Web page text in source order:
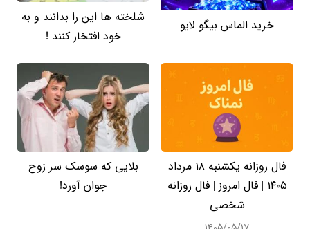
خرید الماس بیگو لایو
شلخته ها این را بدانند و به
خود افتخار کنند !
فال روزانه یکشنبه ۱۸ مرداد
۱۴۰۵ | فال امروز | فال روزانه
شخصی
بلایی که سوسک سر زوج
جوان آورد!